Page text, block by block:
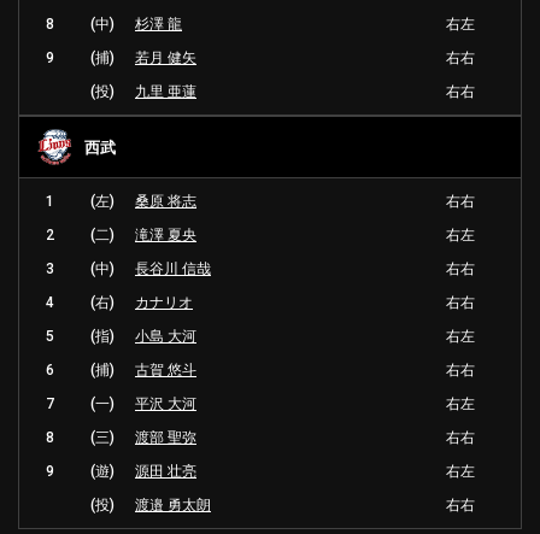
8
(中) 杉澤 龍
右左
9
(捕) 若月 健矢
右右
(投)
九里 亜蓮 右右
西武
1 (左) 桑原 将志
右右
2
(二) 滝澤 夏央
右左
3
(中) 長谷川 信哉
右右
4
(右) カナリオ
右右
5
(指) 小島 大河
右左
6
(捕) 古賀 悠斗
右右
7
(一) 平沢 大河
右左
8
(三) 渡部 聖弥
右右
9
(遊) 源田 壮亮
右左
(投)
渡邉 勇太朗 右右